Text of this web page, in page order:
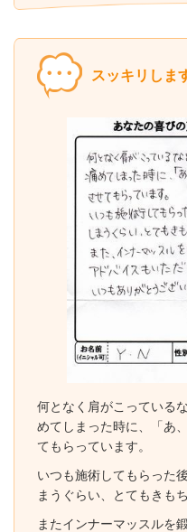
スッキリしま
何となく肩がこっている
めてしまった時に、「あ
てもらっています。
いつも施術してもらった
まうぐらい、とてもきも
またインナーマッスルを